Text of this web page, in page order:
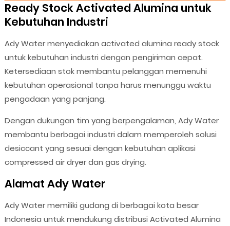
Ready Stock Activated Alumina untuk
Kebutuhan Industri
Ady Water menyediakan activated alumina ready stock
untuk kebutuhan industri dengan pengiriman cepat.
Ketersediaan stok membantu pelanggan memenuhi
kebutuhan operasional tanpa harus menunggu waktu
pengadaan yang panjang.
Dengan dukungan tim yang berpengalaman, Ady Water
membantu berbagai industri dalam memperoleh solusi
desiccant yang sesuai dengan kebutuhan aplikasi
compressed air dryer dan gas drying.
Alamat Ady Water
Ady Water memiliki gudang di berbagai kota besar
Indonesia untuk mendukung distribusi Activated Alumina